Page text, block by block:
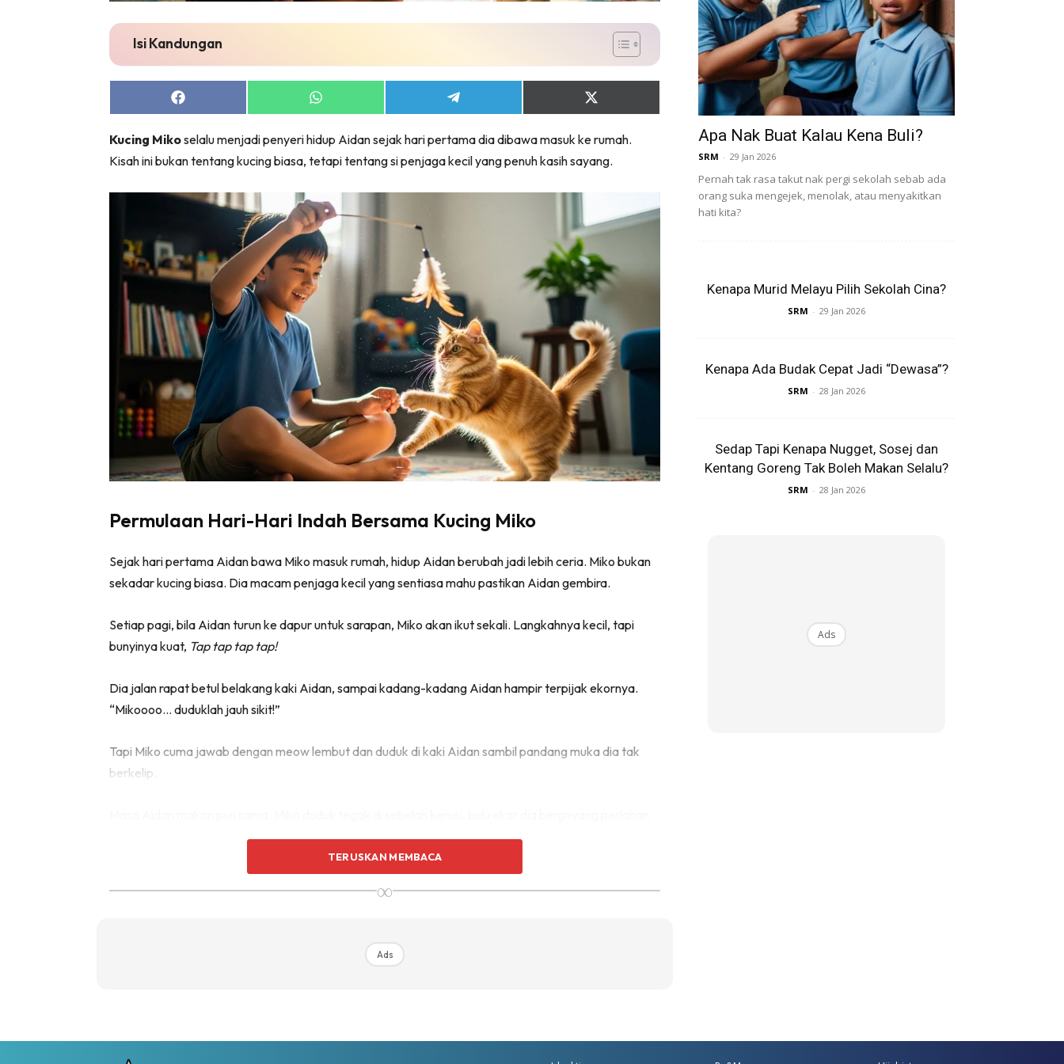
Isi Kandungan
Share
on
Share
on
Share
on
Share
on
(Twitter)
Kucing Mikoselalu menjadi penyeri hidup Aidan sejak hari pertama dia dibawa masuk ke rumah.
Kisah ini bukan tentang kucing biasa, tetapi tentang si penjaga kecil yang penuh kasih sayang.
Permulaan Hari-Hari Indah Bersama Kucing Miko
Sejak hari pertama Aidan bawa Miko masuk rumah, hidup Aidan berubah jadi lebih ceria. Miko bukan
sekadar kucing biasa. Dia macam penjaga kecil yang sentiasa mahu pastikan Aidan gembira.
Setiap pagi, bila Aidan turun ke dapur untuk sarapan, Miko akan ikut sekali. Langkahnya kecil, tapi
bunyinya kuat, Tap tap tap tap!
Dia jalan rapat betul belakang kaki Aidan, sampai kadang-kadang Aidan hampir terpijak ekornya.
“Mikoooo… duduklah jauh sikit!”
Tapi Miko cuma jawab dengan meow lembut dan duduk di kaki Aidan sambil pandang muka dia tak
berkelip.
macam sedang tunggu peluang untuk dapat secebis biskut. Kadang-kadang dia tarik baju Aidan
perlahan, nak tanya, “Ada sikit untuk saya?”TERUSKAN MEMBACA
∞
Ads
Apa Nak Buat Kalau Kena Buli?
SRM - 29 Jan 2026
Pernah tak rasa takut nak pergi sekolah sebab ada
orang suka mengejek, menolak, atau menyakitkan
hati kita?
Kenapa Murid Melayu Pilih Sekolah Cina?
SRM - 29 Jan 2026
Kenapa Ada Budak Cepat Jadi “Dewasa”?
SRM - 28 Jan 2026
Sedap Tapi Kenapa Nugget, Sosej dan
Kentang Goreng Tak Boleh Makan Selalu?
SRM - 28 Jan 2026
Ads